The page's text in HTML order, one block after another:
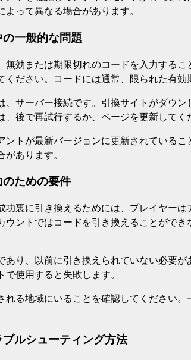
って異なる場合があります。
一般的な問題
無効または期限切れのコードを入力する
ください。コードには通常、限られた有効
、サーバー接続です。引換サイトがダウ
、後で再試行するか、ページを更新してく
ントが最新バージョンに更新されている
あります。
ための要件
功裏に引き換えるためには、プレイヤー
ウントではコードを引き換えることがで
あり、以前に引き換えられていない必要
使用すると失敗します。
れる地域にいることを確認してください
ルシューティング方法